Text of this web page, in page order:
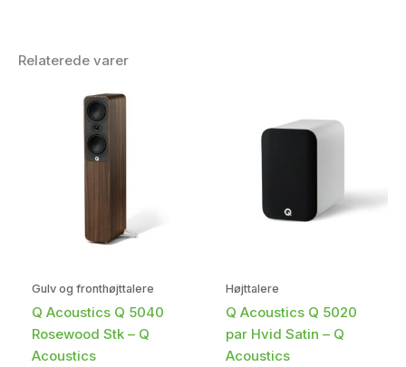
Relaterede varer
Gulv og fronthøjttalere
Q Acoustics Q 5040
Rosewood Stk – Q
Acoustics
Højttalere
Q Acoustics Q 5020
par Hvid Satin – Q
Acoustics